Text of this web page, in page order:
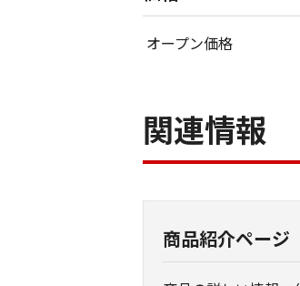
オープン価格
関連情報
商品紹介ページ